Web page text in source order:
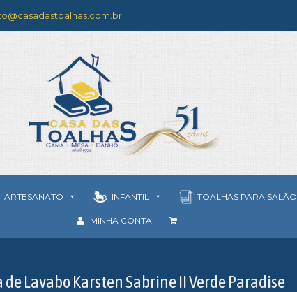
ARTESANATO INFANTIL TOALHAS PARA SALÃO
MINHA CONTA
de Lavabo Karsten Sabrine II Verde Paradise